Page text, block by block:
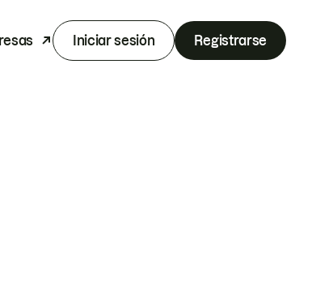
Iniciar sesión Registrarse